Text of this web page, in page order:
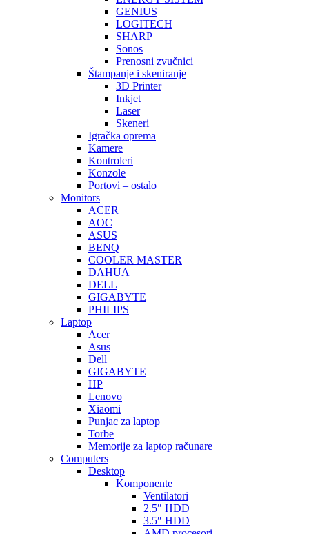
GENIUS
LOGITECH
SHARP
Sonos
Prenosni zvučnici
Štampanje i skeniranje
3D Printer
Inkjet
Laser
Skeneri
Igračka oprema
Kamere
Kontroleri
Konzole
Portovi – ostalo
Monitors
ACER
AOC
ASUS
BENQ
COOLER MASTER
DAHUA
DELL
GIGABYTE
PHILIPS
Laptop
Acer
Asus
Dell
GIGABYTE
HP
Lenovo
Xiaomi
Punjac za laptop
Torbe
Memorije za laptop računare
Computers
Desktop
Komponente
Ventilatori
2.5″ HDD
3.5″ HDD